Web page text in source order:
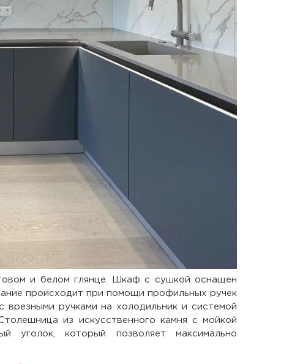
и белом глянце. Шкаф с сушкой оснащен
происходит при помощи профильных ручек
ручками на холодильник и системой
из искусственного камня с мойкой
уголок, который позволяет максимально